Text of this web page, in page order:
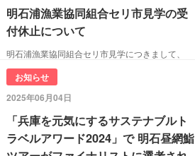
明石浦漁業協同組合セリ市見学の受
付休止について
明石浦漁業協同組合セリ市見学につきまして、
お知らせ
2025年06月04日
「兵庫を元気にするサステナブルト
ラベルアワード2024」で 明石昼網鮨